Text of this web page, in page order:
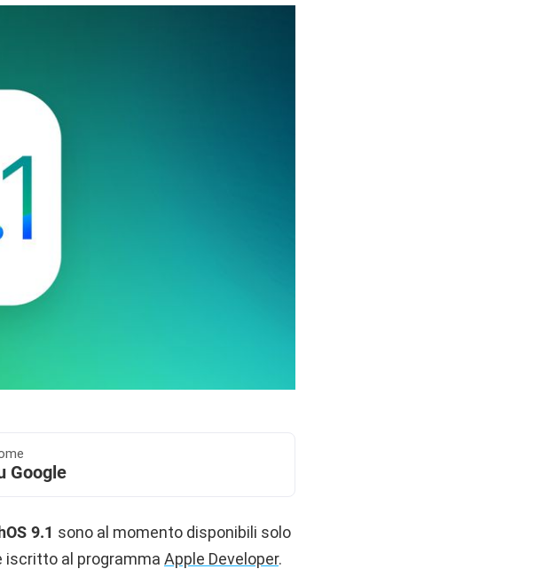
Google
9.1 sono al momento disponibili solo
iscritto al programma Apple Developer.